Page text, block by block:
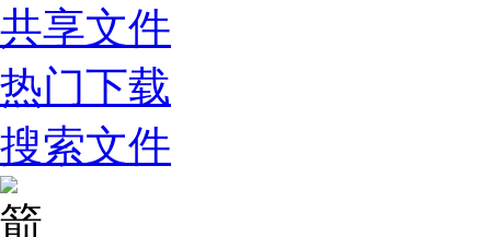
共享文件
热门下载
搜索文件